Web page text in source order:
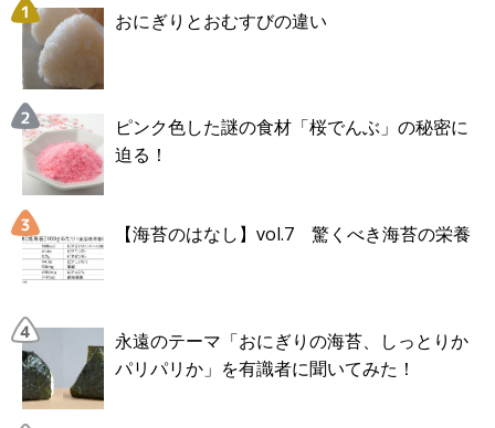
おにぎりとおむすびの違い
ピンク色した謎の食材「桜でんぶ」の秘密に
迫る！
【海苔のはなし】vol.7 驚くべき海苔の栄養
永遠のテーマ「おにぎりの海苔、しっとりか
パリパリか」を有識者に聞いてみた！